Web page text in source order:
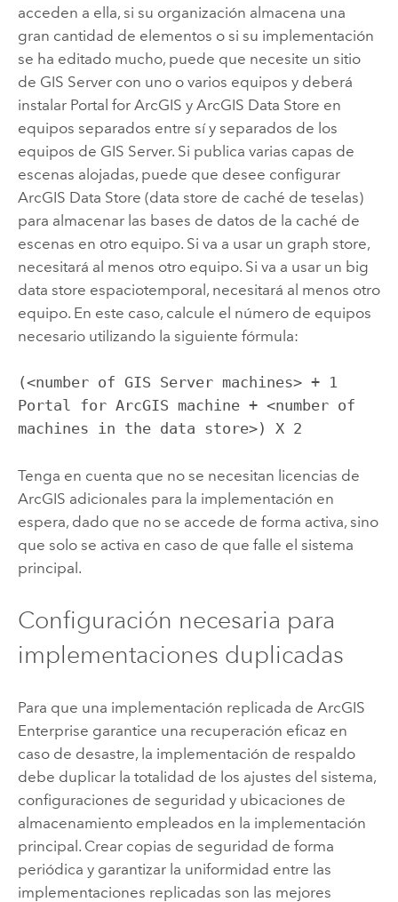
acceden a ella, si su organización almacena una
gran cantidad de elementos o si su implementación
se ha editado mucho, puede que necesite un sitio
de GIS Servercon uno o varios equipos y deberá
instalar Portal for ArcGIS y ArcGIS Data Store en
equipos separados entre sí y separados de los
equipos de GIS Server. Si publica varias capas de
escenas alojadas, puede que desee configurar
ArcGIS Data Store (data store de caché de teselas)
para almacenar las bases de datos de la caché de
escenas en otro equipo. Si va a usar un graph store,
necesitará al menos otro equipo. Si va a usar un big
data store espaciotemporal, necesitará al menos otro
equipo. En este caso, calcule el número de equipos
necesario utilizando la siguiente fórmula:
(<number of GIS Server
Portal for ArcGIS machine + <number of
machines in the data store>) X 2
Tenga en cuenta que no se necesitan licencias de
ArcGIS adicionales para la implementación en
espera, dado que no se accede de forma activa, sino
que solo se activa en caso de que falle el sistema
principal.
Configuración necesaria para
implementaciones duplicadas
Para que una implementación replicada de ArcGIS
Enterprise garantice una recuperación eficaz en
caso de desastre, la implementación de respaldo
debe duplicar la totalidad de los ajustes del sistema,
configuraciones de seguridad y ubicaciones de
almacenamiento empleados en la implementación
principal. Crear copias de seguridad de forma
periódica y garantizar la uniformidad entre las
implementaciones replicadas son las mejores